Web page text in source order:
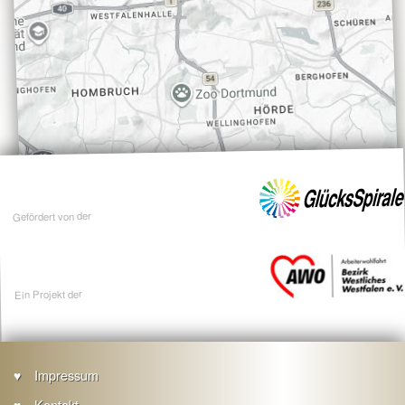
Gefördert von der
Ein Projekt der
Impressum